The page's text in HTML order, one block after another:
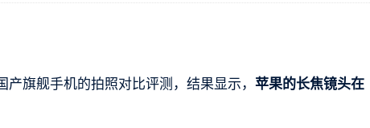
旗舰手机的拍照对比评测，结果显示， 苹果的长焦镜头在